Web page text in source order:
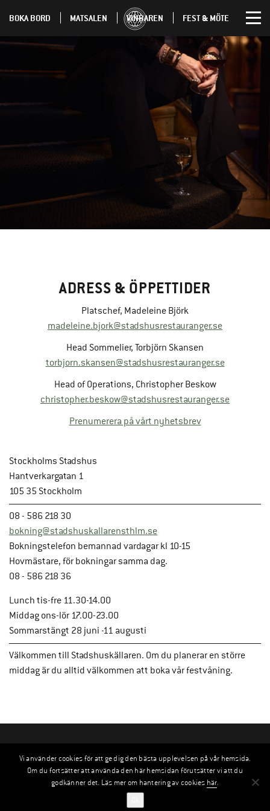
BOKA BORD MATSALEN VINBAREN FEST & MÖTE
ADRESS & ÖPPETTIDER
Platschef, Madeleine Björk
madeleine.bjork@stadshusrestauranger.se
Head Sommelier, Torbjörn Skansen
torbjorn.skansen@stadshusrestauranger.se
Head of Operations, Christopher Beskow
christopher.beskow@stadshusrestauranger.se
Prenumerera på vårt nyhetsbrev
Stockholms Stadshus
Hantverkargatan 1
105 35 Stockholm
08 - 586 218 30
bokning@stadshuskallarensthlm.se
Bokningstelefon bemannad vardagar kl 10-15
Hovmästare, för bokningar samma dag.
08 - 586 218 36
Lunch tis-fre 11.30-14.00
Middag ons-lör 17.00-23.00
Sommarstängt 28 juni -11 augusti
Välkommen till Stadshuskällaren. Om du planerar en större
middag är du alltid välkommen att boka vår festvåning.
Vi använder cookies för att ge dig den bästa upplevelsen på vår hemsida.
Om du fortsätter att använda den här hemsidan förutsätter vi att du
godkänner det. Läs mer om hantering av cookies här.